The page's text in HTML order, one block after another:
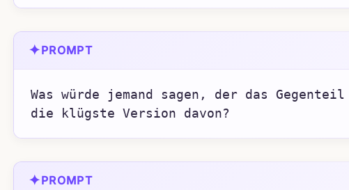
✦PROMPT
Was würde jemand sagen, der das
die klügste Version davon?
✦PROMPT